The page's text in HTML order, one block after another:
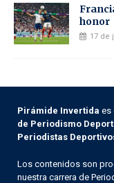
honor
17 de
Pirámide Invertida es
de Periodismo
Periodistas
Los contenidos son
nuestra carrera de